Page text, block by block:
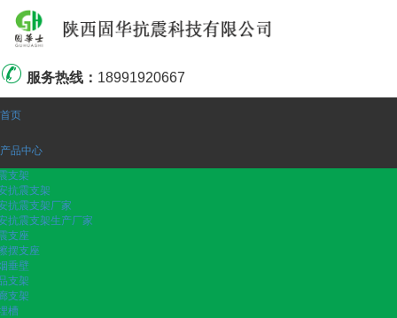
服务热线： 18991920667
首页
产品中心
支架
抗震支架
抗震支架厂家
抗震支架生产厂家
支座
摆支座
垂壁
支架
支架
槽